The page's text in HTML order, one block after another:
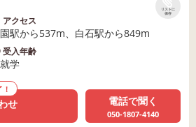
リストに
保存
アクセス
駅から537m、白石駅から849m
受入年齢
学
せ 電話で聞く
050-1807-4140